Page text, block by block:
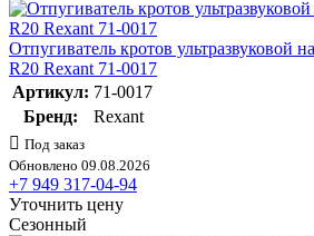
Отпугиватель кротов ультразвуковой
R20 Rexant 71-0017
Артикул: 71-0017
Бренд:
Rexant
Под заказ
Обновлено 09.08.2026
+7 949 317-04-94
Уточнить цену
Сезонный